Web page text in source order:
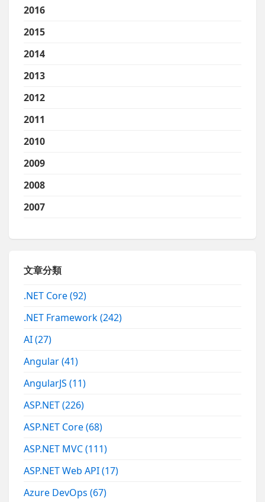
2016
2015
2014
2013
2012
2011
2010
2009
2008
2007
文章分類
.NET Core(92)
.NET Framework(242)
AI(27)
Angular(41)
AngularJS(11)
ASP.NET(226)
ASP.NET Core(68)
ASP.NET MVC(111)
ASP.NET Web API(17)
Azure DevOps(67)